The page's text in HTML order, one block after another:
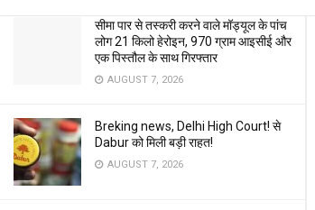
सीमा पार से तस्करी करने वाले मॉड्यूल के पांच
लोग 21 किलो हेरोइन, 970 ग्राम आइसीई और
एक पिस्तौल के साथ गिरफ्तार
AUGUST 7, 2026
Breking news, Delhi High Court! से
Dabur को मिली बड़ी राहत!
AUGUST 7, 2026